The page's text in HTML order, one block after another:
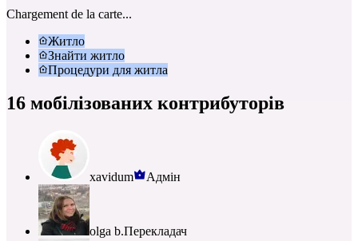
Chargement de la carte...
Житло
Знайти житло
Процедури для житла
16 мобілізованих контрибуторів
xavidum Адмін
olga b.Перекладач